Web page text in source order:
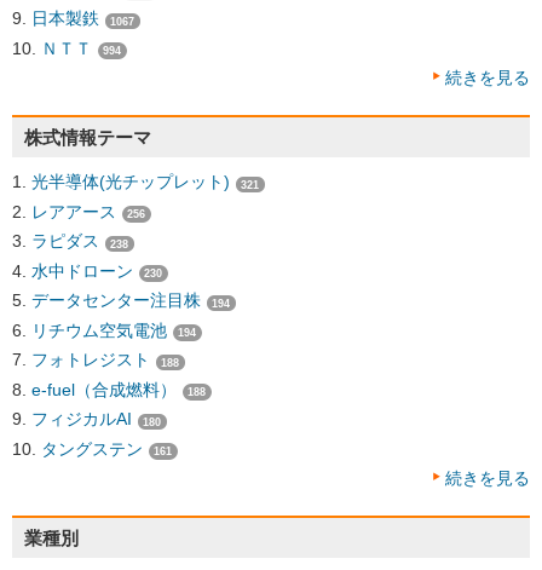
日本製鉄 1067
ＮＴＴ 994
続きを見る
株式情報テーマ
光半導体(光チップレット) 321
レアアース 256
ラピダス 238
水中ドローン 230
データセンター注目株 194
リチウム空気電池 194
フォトレジスト 188
e-fuel（合成燃料） 188
フィジカルAI 180
タングステン 161
続きを見る
業種別